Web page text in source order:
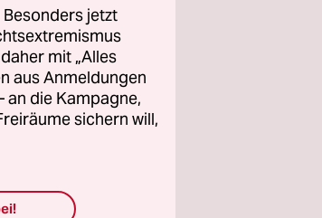
jetzt
mit „Alles
aus Anmeldungen
an die Kampagne,
sichern will,